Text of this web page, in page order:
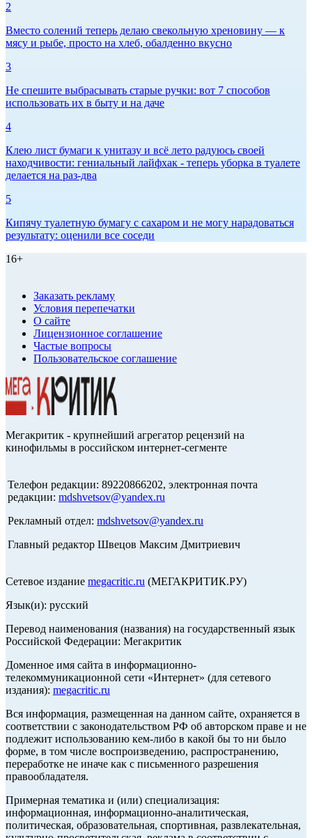
2
Вместо солений теперь делаю свекольную хреновину — к
мясу и рыбе, просто на хлеб, обалденно вкусно
3
Не спешите выбрасывать старые ручки: вот 7 способов
использовать их в быту и на даче
4
Клею лист бумаги к унитазу и всё лето радуюсь своей
находчивости: гениальный лайфхак - теперь уборка в туалете
делается на раз-два
5
Кипячу туалетную бумагу с сахаром и не могу нарадоваться
результату: оценили все соседи
16+
Заказать рекламу
Условия перепечатки
О сайте
Лицензионное соглашение
Частые вопросы
Пользовательское соглашение
Мегакритик - крупнейший агрегатор рецензий на
кинофильмы в российском интернет-сегменте
Телефон редакции: 89220866202, электронная почта
редакции: mdshvetsov@yandex.ru
Рекламный отдел: mdshvetsov@yandex.ru
Главный редактор Швецов Максим Дмитриевич
Сетевое издание megacritic.ru (МЕГАКРИТИК.РУ)
Язык(и): русский
Перевод наименования (названия) на государственный язык
Российской Федерации: Мегакритик
Доменное имя сайта в информационно-
телекоммуникационной сети «Интернет» (для сетевого
издания): megacritic.ru
Вся информация, размещенная на данном сайте, охраняется в
соответствии с законодательством РФ об авторском праве и не
подлежит использованию кем-либо в какой бы то ни было
форме, в том числе воспроизведению, распространению,
переработке не иначе как с письменного разрешения
правообладателя.
Примерная тематика и (или) специализация:
информационная, информационно-аналитическая,
политическая, образовательная, спортивная, развлекательная,